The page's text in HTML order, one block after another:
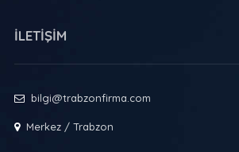
İLETİŞİM
bilgi@trabzonfirma.com
Merkez / Trabzon